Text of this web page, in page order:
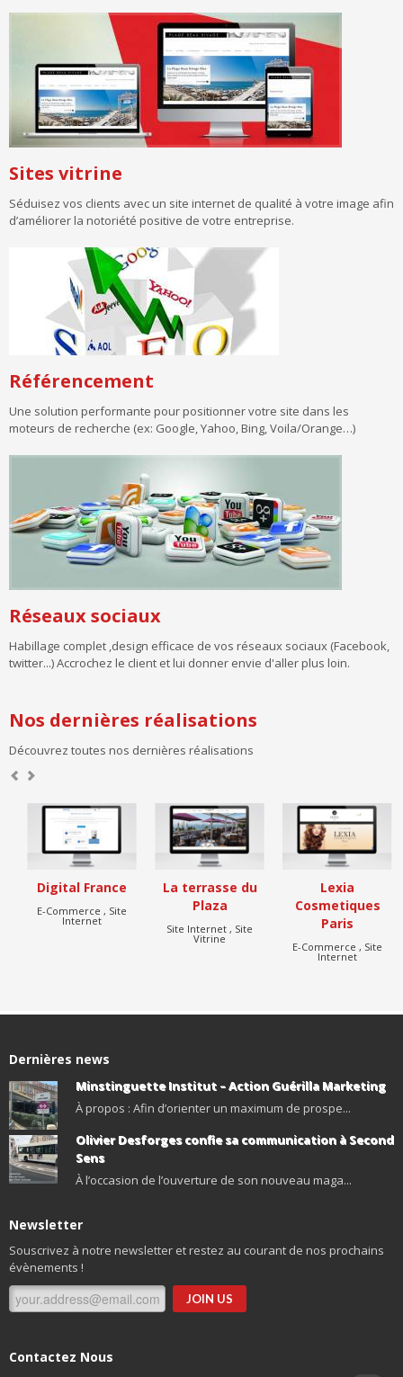
Sites vitrine
Séduisez vos clients avec un site internet de qualité à votre image afin
d’améliorer la notoriété positive de votre entreprise.
Référencement
Une solution performante pour positionner votre site dans les
moteurs de recherche (ex: Google, Yahoo, Bing, Voila/Orange…)
Réseaux sociaux
Habillage complet ,design efficace de vos réseaux sociaux (Facebook,
twitter...) Accrochez le client et lui donner envie d'aller plus loin.
Nos dernières réalisations
Découvrez toutes nos dernières réalisations
Digital France
E-Commerce , Site
Internet
La terrasse du
Plaza
Site Internet , Site
Vitrine
Lexia
Cosmetiques
Paris
E-Commerce , Site
Internet
Dernières news
Minstinguette Institut – Action Guérilla Marketing
À propos : Afin d’orienter un maximum de prospe...
Olivier Desforges confie sa communication à Second
Sens
À l’occasion de l’ouverture de son nouveau maga...
Newsletter
Souscrivez à notre newsletter et restez au courant de nos prochains
évènements !
Contactez Nous